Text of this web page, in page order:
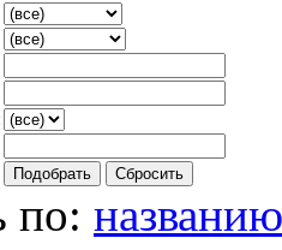
по: названию